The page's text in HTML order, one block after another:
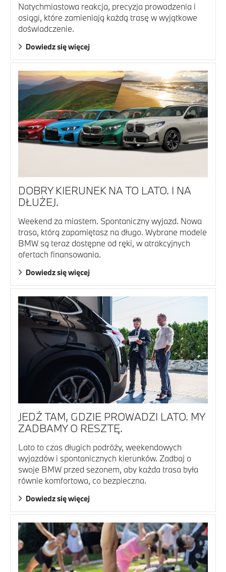
Natychmiastowa reakcja, precyzja prowadzenia i
osiągi, które zamieniają każdą trasę w wyjątkowe
doświadczenie.
Dowiedz się więcej
DOBRY KIERUNEK NA TO LATO. I NA
DŁUŻEJ.
Weekend za miastem. Spontaniczny wyjazd. Nowa
trasa, którą zapamiętasz na długo. Wybrane modele
BMW są teraz dostępne od ręki, w atrakcyjnych
ofertach finansowania.
Dowiedz się więcej
JEDŹ TAM, GDZIE PROWADZI LATO. MY
ZADBAMY O RESZTĘ.
Lato to czas długich podróży, weekendowych
wyjazdów i spontanicznych kierunków. Zadbaj o
swoje BMW przed sezonem, aby każda trasa była
równie komfortowa, co bezpieczna.
Dowiedz się więcej